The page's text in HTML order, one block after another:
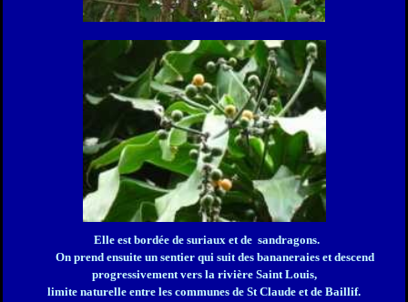
Elle est bordée de suriaux et de sandragons.
On prend ensuite un sentier qui suit des bananeraies et descend
progressivement vers la rivière Saint Louis,
limite naturelle entre les communes de St Claude et de Baillif.